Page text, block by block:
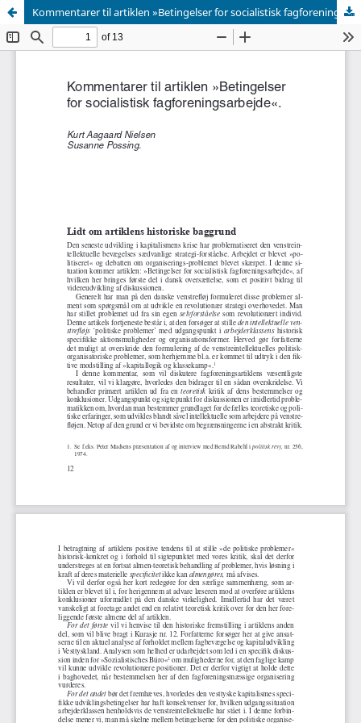
Kommentarer til artiklen »Betingelser for socialistisk fagforeningsarbejde«.